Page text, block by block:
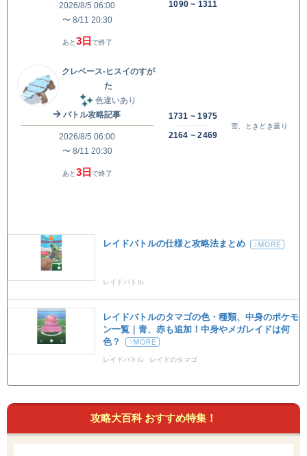
2026/8/5 06:00
〜 8/11 20:30
あと3日 で終了
1090 ~ 1311
クレベース-ヒスイのすが
た
色違いあり
バトル攻略記事
2026/8/5 06:00
〜 8/11 20:30
あと3日 で終了
1731 ~ 1975
2164 ~ 2469
雪、ときどき曇り
レイドバトルの仕様と攻略法まとめ
レイドバトル
レイドバトルのタマゴの色・種類、中身のポケモ
ン一覧｜青、赤も追加！中身やメガレイドは何
色？
レイドバトル レイドのタマゴ
攻略大百科 おすすめ特集！